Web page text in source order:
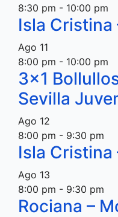
8:30 pm - 10:00 pm
Isla Cristina
Ago 11
8:00 pm - 10:00 pm
3×1
Sevilla
Ago 12
8:00 pm - 9:30 pm
Isla Cristina
Ago 13
8:00 pm - 9:30 pm
Rociana –